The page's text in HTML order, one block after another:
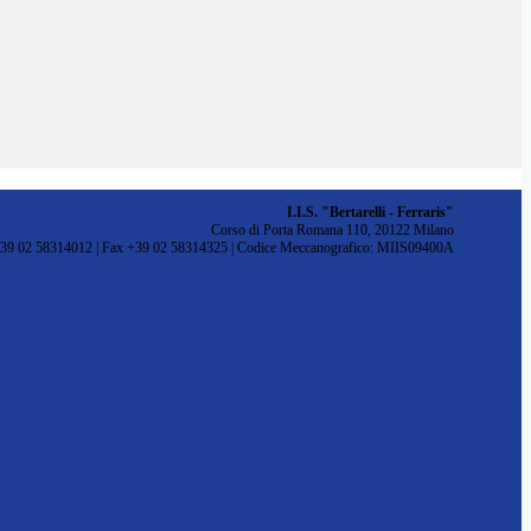
I.I.S. "Bertarelli - Ferraris"
Corso di Porta Romana 110, 20122 Milano
02 58314012 | Fax +39 02 58314325 | Codice Meccanografico: MIIS09400A